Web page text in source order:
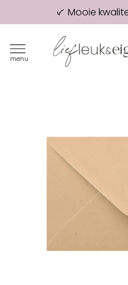
Mooie
98% van onze
Eerste
menu